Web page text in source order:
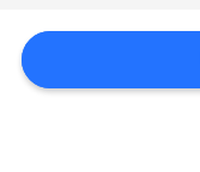
PRIVACY